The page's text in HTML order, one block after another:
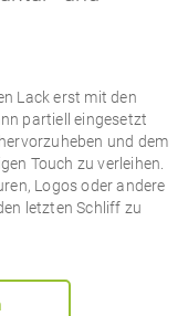
Lack erst mit den
partiell eingesetzt
und dem
Touch zu verleihen.
Logos oder andere
letzten Schliff zu